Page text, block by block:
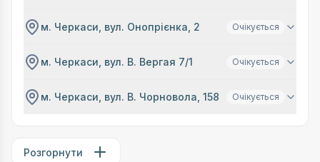
м. Черкаси, вул. Онопрієнка, 2 Очікується
м. Черкаси, вул. В. Вергая 7/1 Очікується
м. Черкаси, вул. В. Чорновола, 158 Очікується
Розгорнути